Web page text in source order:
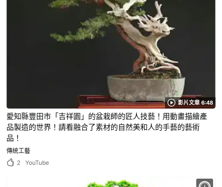
影片文章 6:48
愛知縣豐田市「吉祥園」的盆栽師的匠人技藝！用動畫描繪產
品製造的世界！請看融合了素材的自然美和人的手藝的藝術
品！
傳統工藝
2
YouTube